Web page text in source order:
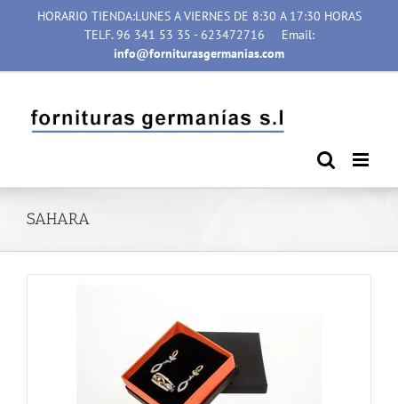
HORARIO TIENDA:LUNES A VIERNES DE 8:30 A 17:30 HORAS
TELF. 96 341 53 35 - 623472716
Email:
info@forniturasgermanias.com
SAHARA